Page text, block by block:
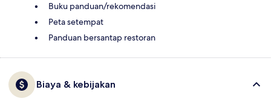
Buku panduan/rekomendasi
Peta setempat
Panduan bersantap restoran
Biaya & kebijakan